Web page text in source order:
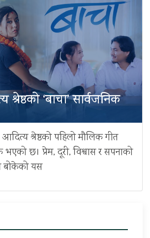
‘बाचा’ सार्वजनिक
श्रेष्ठको पहिलो मौलिक गीत
भएको छ। प्रेम, दूरी, विश्वास र सपनाको
बोकेको यस